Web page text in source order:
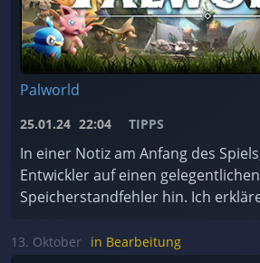
Palworld
25.01.24 22:04 TIPPS
In einer Notiz am Anfang des
Entwickler auf einen gelegentlichen
Speicherstandfehler hin. Ich
achten müsst. ...
13. Oktober in Bearbeitung